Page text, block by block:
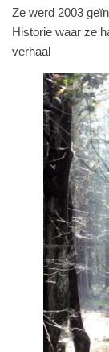
Ze werd 2003
Historie waar ze
verhaal